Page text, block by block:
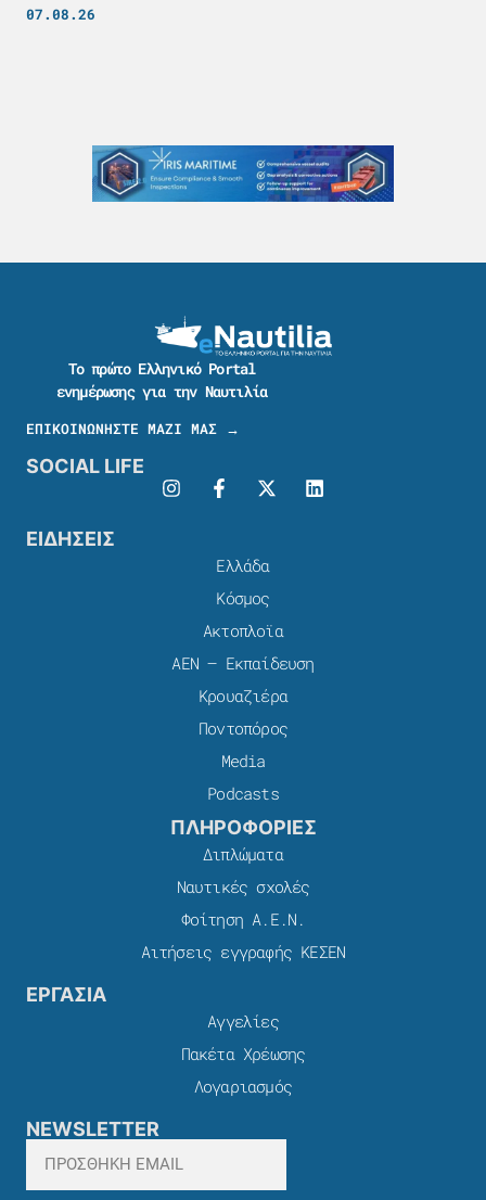
07.08.26
Το πρώτο Ελληνικό Portal
ενημέρωσης για την Ναυτιλία
ΕΠΙΚΟΙΝΩΝΗΣΤΕ ΜΑΖΙ ΜΑΣ →
SOCIAL LIFE
ΕΙΔΗΣΕΙΣ
Ελλάδα
Κόσμος
Ακτοπλοϊα
ΑΕΝ – Εκπαίδευση
Κρουαζιέρα
Ποντοπόρος
Media
Podcasts
ΠΛΗΡΟΦΟΡΙΕΣ
Διπλώματα
Ναυτικές σχολές
Φοίτηση Α.Ε.Ν.
Αιτήσεις εγγραφής ΚΕΣΕΝ
ΕΡΓΑΣΙΑ
Αγγελίες
Πακέτα Χρέωσης​
Λογαριασμός
NEWSLETTER